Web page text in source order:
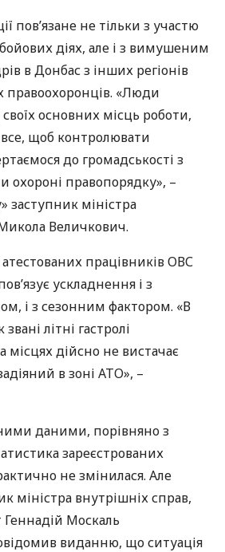
пов’язане не тільки з участю
діях, але і з вимушеним
в Донбас з інших регіонів
правоохоронців. «Люди
своїх основних місць роботи,
все, щоб контролювати
до громадськості з
охороні правопорядку», –
заступник міністра
Величкович.
працівниківОВС
ускладнення і з
і з сезонним фактором. «В
літні гастролі
місцях дійсно не вистачає
в зоні АТО», –
даними, порівняно з
зареєстрованих
не змінилася. Але
міністра внутрішніх справ,
Москаль
виданню, що ситуація